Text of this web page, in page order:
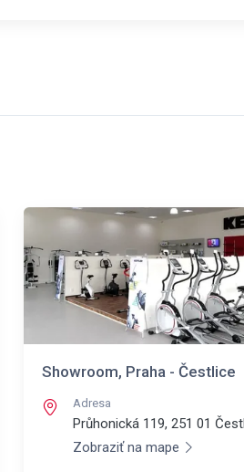
Showroom, Praha - Čestlice
Adresa
Průhonická 119, 251 01
Zobraziť na mape